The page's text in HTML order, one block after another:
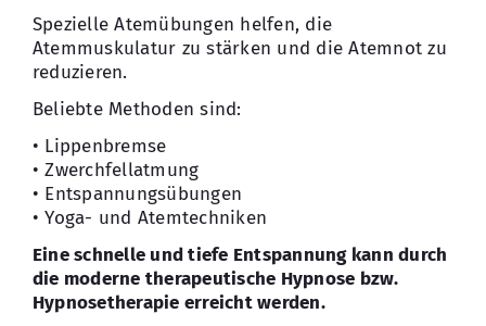
Spezielle Atemübungen helfen, die
Atemmuskulatur zu stärken und die Atemnot zu
reduzieren.
Beliebte Methoden sind:
• Lippenbremse
• Zwerchfellatmung
• Entspannungsübungen
• Yoga- und Atemtechniken
Eine schnelle und tiefe Entspannung kann durch
die moderne therapeutische Hypnose bzw.
Hypnosetherapie erreicht werden.